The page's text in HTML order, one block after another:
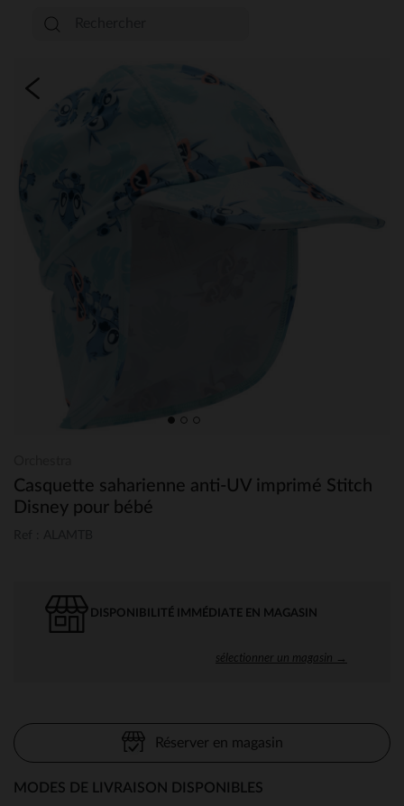
Casquette saharienne anti-UV imprimé Stitch
Disney pour bébé
DISPONIBILITÉ IMMÉDIATE EN MAGASIN
sélectionner un magasin →
Réserver en magasin
MODES DE LIVRAISON DISPONIBLES